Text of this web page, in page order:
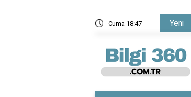
Cuma 18:47 Yeni
Caretta caretta yavrularının yüzde kaçı denize ulaşabiliyor?